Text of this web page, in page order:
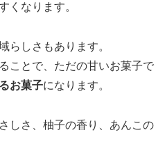
くなります。
らしさもあります。
ことで、ただの甘いお菓子で
お菓子になります。
しさ、柚子の香り、あんこの